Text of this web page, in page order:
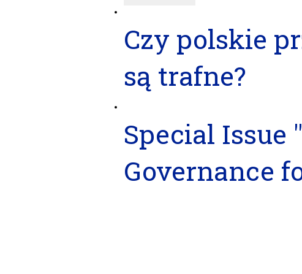
Czy polskie
są trafne?
Special Issue
Governance